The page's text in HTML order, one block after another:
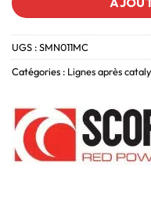
UGS :SMN011MC
Catégories : Lignes après